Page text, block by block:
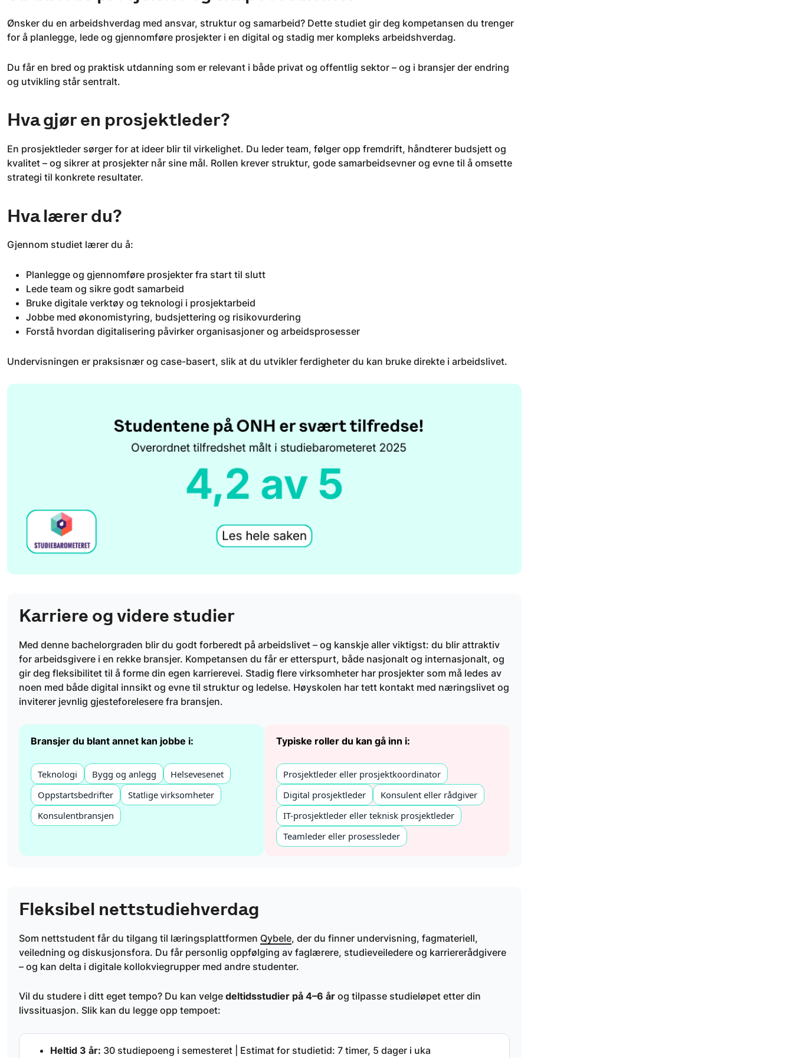
Ønsker du en arbeidshverdag med ansvar, struktur og samarbeid? Dette studiet gir deg kompetansen du trenger
for å planlegge, lede og gjennomføre prosjekter i en digital og stadig mer kompleks arbeidshverdag.
Du får en bred og praktisk utdanning som er relevant i både privat og offentlig sektor – og i bransjer der endring
og utvikling står sentralt.
Hva gjør en prosjektleder?
En prosjektleder sørger for at ideer blir til virkelighet. Du leder team, følger opp fremdrift, håndterer budsjett og
kvalitet – og sikrer at prosjekter når sine mål. Rollen krever struktur, gode samarbeidsevner og evne til å omsette
strategi til konkrete resultater.
Hva lærer du?
Gjennom studiet lærer du å:
Planlegge og gjennomføre prosjekter fra start til slutt
Lede team og sikre godt samarbeid
Bruke digitale verktøy og teknologi i prosjektarbeid
Jobbe med økonomistyring, budsjettering og risikovurdering
Forstå hvordan digitalisering påvirker organisasjoner og arbeidsprosesser
Undervisningen er praksisnær og case-basert, slik at du utvikler ferdigheter du kan bruke direkte i arbeidslivet.
Karriere og videre studier
Med denne bachelorgraden blir du godt forberedt på arbeidslivet – og kanskje aller viktigst: du blir attraktiv
for arbeidsgivere i en rekke bransjer. Kompetansen du får er etterspurt, både nasjonalt og internasjonalt, og
gir deg fleksibilitet til å forme din egen karrierevei. Stadig flere virksomheter har prosjekter som må ledes av
noen med både digital innsikt og evne til struktur og ledelse. Høyskolen har tett kontakt med næringslivet og
inviterer jevnlig gjesteforelesere fra bransjen.
Bransjer du blant annet kan jobbe i:
Teknologi Bygg og anlegg
Helsevesenet
Oppstartsbedrifter
Statlige virksomheter
Konsulentbransjen
Typiske roller du kan gå inn i:
Prosjektleder eller prosjektkoordinator
Digital prosjektleder
Konsulent eller rådgiver
IT-prosjektleder eller teknisk prosjektleder
Teamleder eller prosessleder
Fleksibel nettstudiehverdag
Som nettstudent får du tilgang til læringsplattformen Qybele, der du finner undervisning, fagmateriell,
veiledning og diskusjonsfora. Du får personlig oppfølging av faglærere, studieveiledere og karriererådgivere
– og kan delta i digitale kollokviegrupper med andre studenter.
Vil du studere i ditt eget tempo? Du kan velge deltidsstudier på 4–6 år og tilpasse studieløpet etter din
livssituasjon. Slik kan du legge opp tempoet:
Heltid 3 år: 30 studiepoeng i semesteret | Estimat for studietid: 7 timer, 5 dager i uka